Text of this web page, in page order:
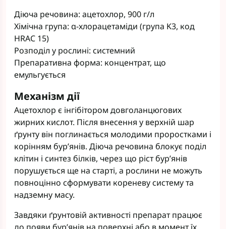
Діюча речовина: ацетохлор, 900 г/л
Хімічна група: α-хлорацетаміди (група K3, код
HRAC 15)
Розподіл у рослині: системний
Препаративна форма: концентрат, що
емульгується
Механізм дії
Ацетохлор є інгібітором довголанцюгових
жирних кислот. Після внесення у верхній шар
ґрунту він поглинається молодими проростками і
корінням бур’янів. Діюча речовина блокує поділ
клітин і синтез білків, через що ріст бур’янів
порушується ще на старті, а рослини не можуть
повноцінно сформувати кореневу систему та
надземну масу.
Завдяки ґрунтовій активності препарат працює